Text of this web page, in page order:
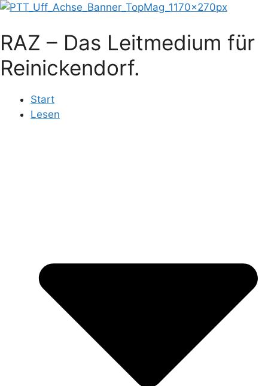
Zum
springen
RAZ – Das Leitmedium für
Reinickendorf.
Start
Lesen